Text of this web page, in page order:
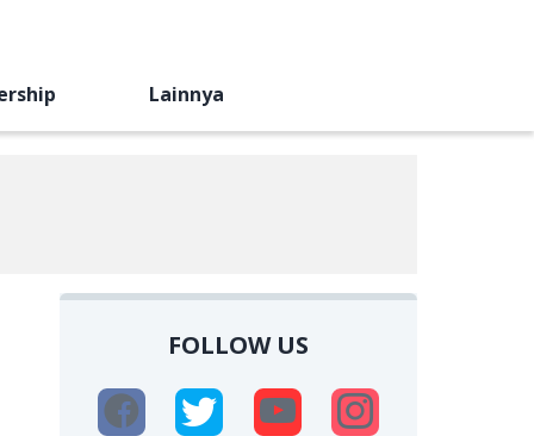
Lainnya
FOLLOW US